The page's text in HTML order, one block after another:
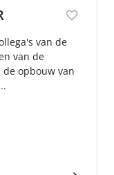
van de
van de
opbouw van